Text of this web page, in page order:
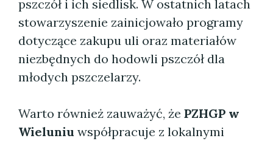
pszczół i ich siedlisk. W ostatnich latach
stowarzyszenie zainicjowało programy
dotyczące zakupu uli oraz materiałów
niezbędnych do hodowli pszczół dla
młodych pszczelarzy.
Warto również zauważyć, że PZHGP w
Wieluniu współpracuje z lokalnymi